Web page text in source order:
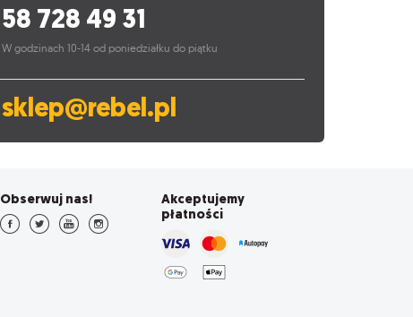
58 728 49 31
W godzinach 10-14 od poniedziałku do piątku
sklep@rebel.pl
Obserwuj nas!
Akceptujemy
płatności